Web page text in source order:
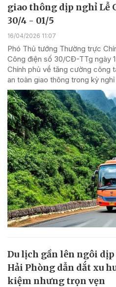
giao thông dịp nghỉ Lễ
30/4 - 01/5
16/04/2026 11:07
Phó Thủ tướng Thường trực
Công điện số 30/CĐ-TTg ngày
Chính phủ về tăng cường công
an toàn giao thông trong kỳ
Du lịch gần lên ngôi
Hải Phòng dẫn dắt xu
kiệm nhưng trọn vẹn